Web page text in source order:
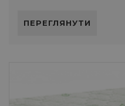
ПЕРЕГЛЯНУТИ